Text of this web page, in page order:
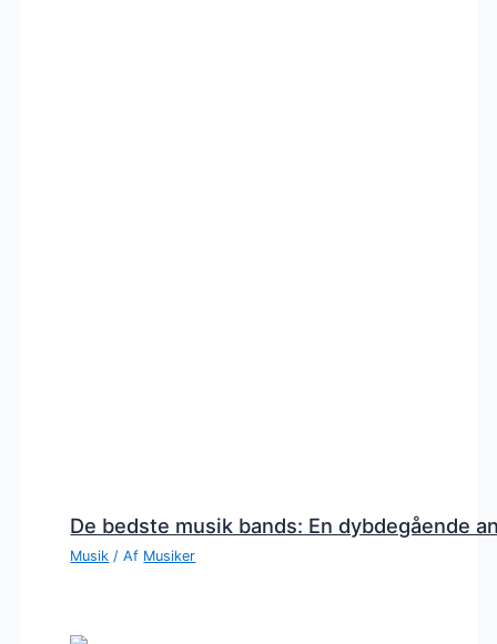
De bedste musik bands: En dybdegående
Musik / Af Musiker